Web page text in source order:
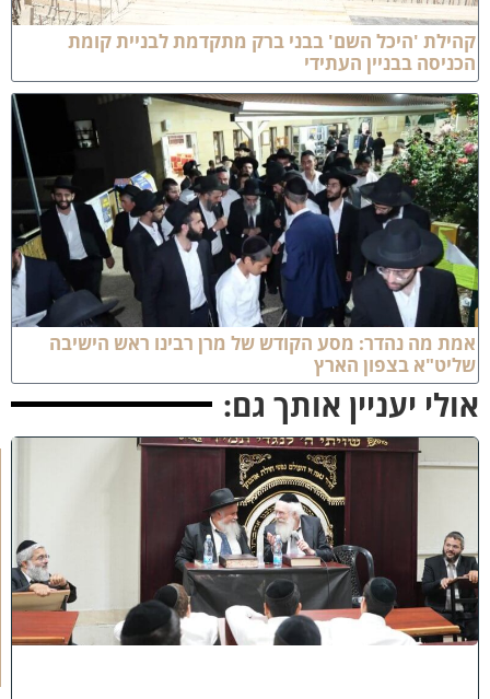
'היכל השם' בבני ברק מתקדמת לבניית קומת
בבניין העתידי
מה נהדר: מסע הקודש של מרן רבינו ראש הישיבה
בצפון הארץ
יעניין אותך גם:
ב
ב
א
ב
ת
ר